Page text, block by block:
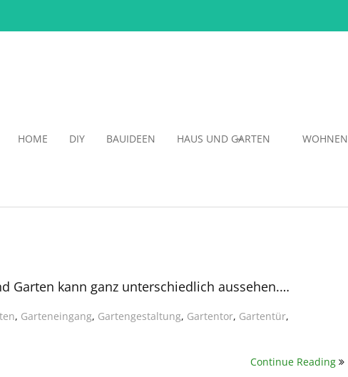
HOME DIY BAUIDEEN HAUS UND GARTEN WOHNEN
Garten kann ganz unterschiedlich aussehen.…
, Garteneingang, Gartengestaltung, Gartentor, Gartentür,
Continue Reading